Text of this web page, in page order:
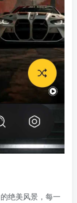
绝美风景，每一